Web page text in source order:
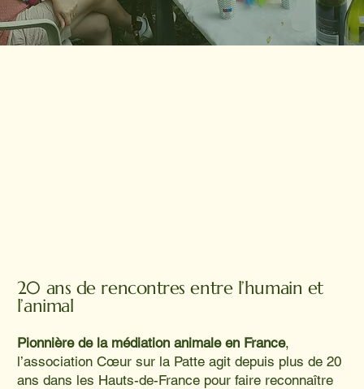
20 ans de rencontres entre l’humain et
l’animal
Pionnière de la médiation animale en France,
l’association Cœur sur la Patte agit depuis plus de 20
ans dans les Hauts-de-France pour faire reconnaître